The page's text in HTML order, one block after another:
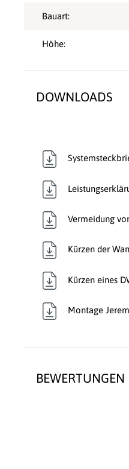
BEWERTUNGEN
Bauart:
Höhe:
DOWNLOADS
Vermeidung
Kürzen der
Kürzen eines
Montage